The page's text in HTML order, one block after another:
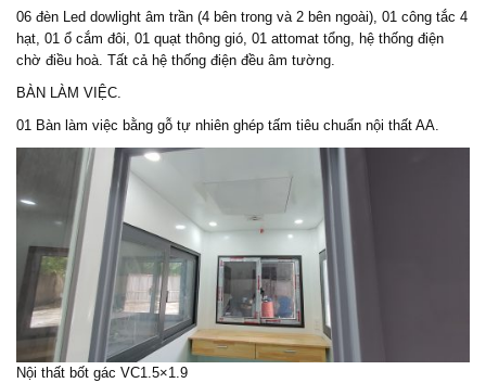
06 đèn Led dowlight âm trần (4 bên trong và 2 bên ngoài), 01 công tắc 4
hạt, 01 ổ cắm đôi, 01 quạt thông gió, 01 attomat tổng, hệ thống điện
chờ điều hoà. Tất cả hệ thống điện đều âm tường.
BÀN LÀM VIỆC.
01 Bàn làm việc bằng gỗ tự nhiên ghép tấm tiêu chuẩn nội thất AA.
Nội thất bốt gác VC1.5×1.9